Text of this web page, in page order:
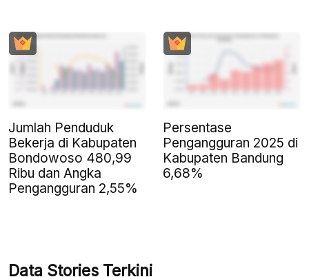
Jumlah Penduduk
Bekerja di Kabupaten
Bondowoso 480,99
Ribu dan Angka
Pengangguran 2,55%
Persentase
Pengangguran 2025 di
Kabupaten Bandung
6,68%
Data Stories Terkini